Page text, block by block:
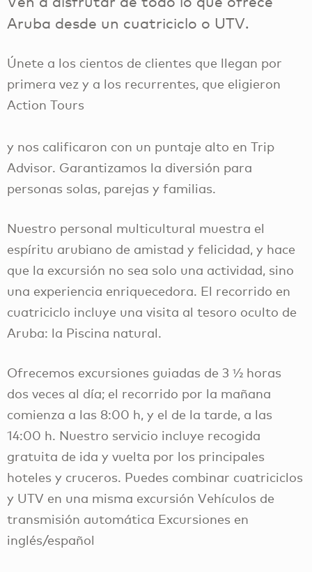
Aruba desde un cuatriciclo o UTV.
Únete a los cientos de clientes que llegan por
primera vez y a los recurrentes, que eligieron
Action Tours
y nos calificaron con un puntaje alto en Trip
Advisor. Garantizamos la diversión para
personas solas, parejas y familias.
Nuestro personal multicultural muestra el
espíritu arubiano de amistad y felicidad, y hace
que la excursión no sea solo una actividad, sino
una experiencia enriquecedora. El recorrido en
cuatriciclo incluye una visita al tesoro oculto de
Aruba: la Piscina natural.
Ofrecemos excursiones guiadas de 3 ½ horas
dos veces al día; el recorrido por la mañana
comienza a las 8:00 h, y el de la tarde, a las
14:00 h. Nuestro servicio incluye recogida
gratuita de ida y vuelta por los principales
hoteles y cruceros. Puedes combinar cuatriciclos
y UTV en una misma excursión Vehículos de
transmisión automática Excursiones en
inglés/español